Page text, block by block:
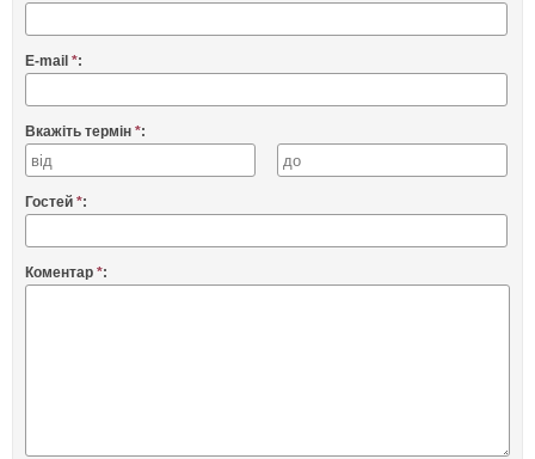
E-mail *:
Вкажіть термін *:
Гостей *:
Коментар *: